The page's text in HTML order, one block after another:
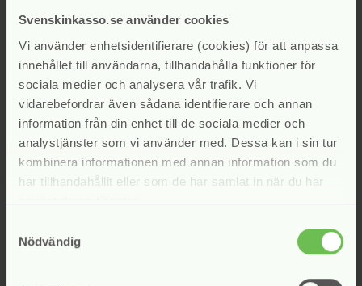
Svenskinkasso.se använder cookies
Vi använder enhetsidentifierare (cookies) för att anpassa
innehållet till användarna, tillhandahålla funktioner för
sociala medier och analysera vår trafik. Vi
vidarebefordrar även sådana identifierare och annan
information från din enhet till de sociala medier och
analystjänster som vi använder med. Dessa kan i sin tur
kombinera informationen med annan information som du
har tillhandahållit eller som de har samlat in när du har
Nödvändig
juni 2021
maj 2021
april 2021
mars 2021
februari 2021
januari 2021
december 2020
november 2020
oktober 2020
juni 2020
maj 2020